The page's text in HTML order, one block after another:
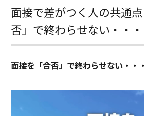
面接で差がつく人の共通
否」で終わらせない・・・
面接を「合否」で終わらせない・・・